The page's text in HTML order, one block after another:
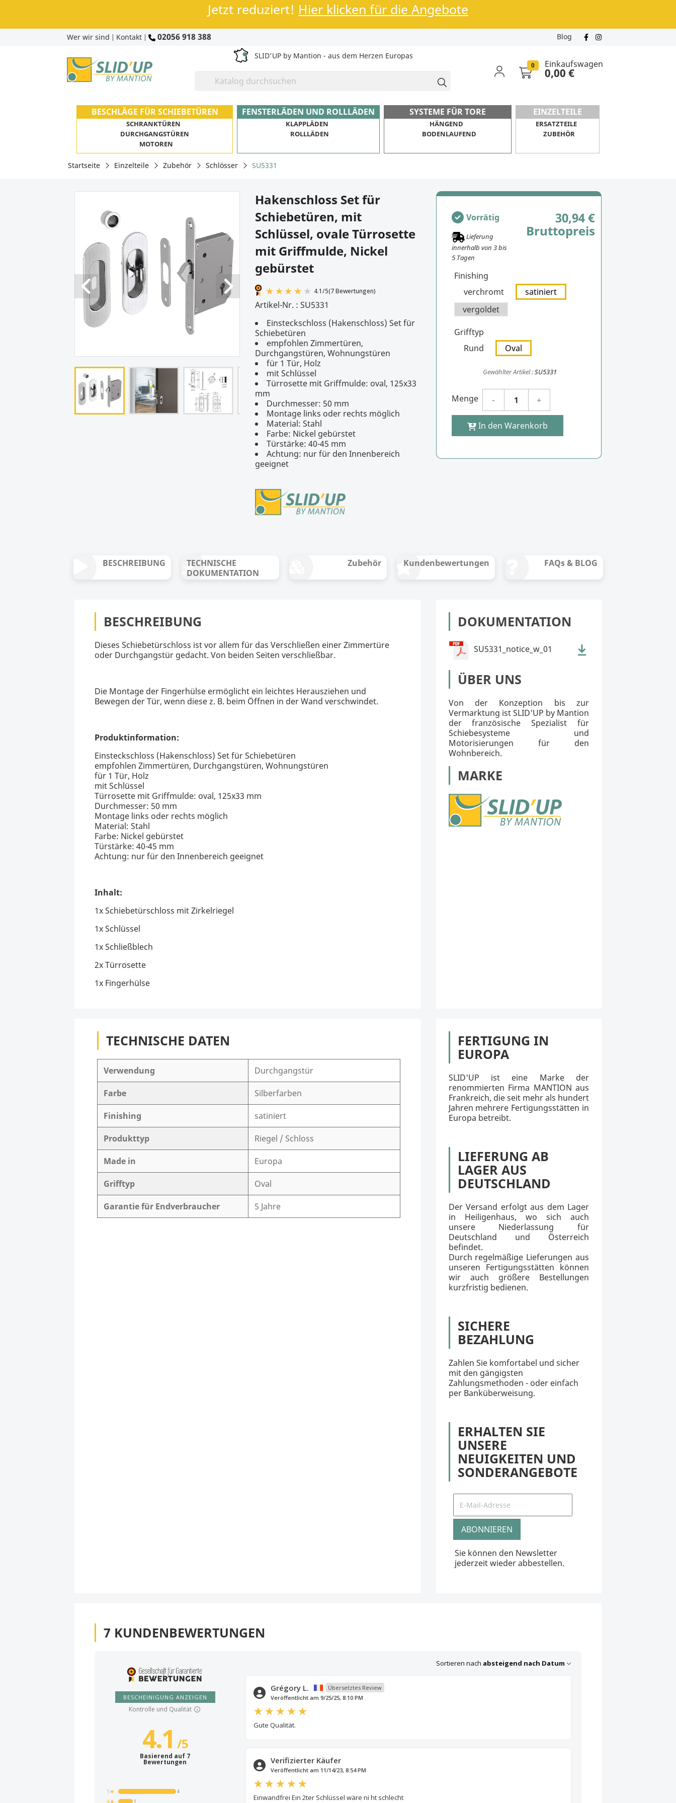
Jetzt reduziert! Hier klicken für die Angebote
Wer wir sind | Kontakt | 02056 918 388
Blog
SLID'UP by Mantion - aus dem Herzen Europas
0 Einkaufswagen
0,00 €
BESCHLÄGE FÜR SCHIEBETÜREN
SCHRANKTÜREN
DURCHGANGSTÜREN
MOTOREN
FENSTERLÄDEN UND ROLLLÄDEN
KLAPPLÄDEN
ROLLLÄDEN
SYSTEME FÜR TORE
HÄNGEND
BODENLAUFEND
EINZELTEILE
ERSATZTEILE
ZUBEHÖR
Startseite Einzelteile Zubehör Schlösser SU5331
Hakenschloss Set für
Schiebetüren, mit
Schlüssel, ovale Türrosette
mit Griffmulde, Nickel
gebürstet
Artikel-Nr. :SU5331
Einsteckschloss (Hakenschloss) Set für
Schiebetüren
empfohlen Zimmertüren,
Durchgangstüren, Wohnungstüren
für 1 Tür, Holz
mit Schlüssel
Türrosette mit Griffmulde: oval, 125x33
mm
Durchmesser: 50 mm
Montage links oder rechts möglich
Material: Stahl
Farbe: Nickel gebürstet
Türstärke: 40-45 mm
Achtung: nur für den Innenbereich
geeignet
Vorrätig
Lieferung
innerhalb von 3bis
5Tagen
30,94 €
Bruttopreis
Finishing
verchromt
satiniert
vergoldet
Grifftyp
Rund
Oval
Gewählter Artikel :SU5331
Menge
In den Warenkorb
BESCHREIBUNG
TECHNISCHE
DOKUMENTATION
Zubehör Kundenbewertungen FAQs & BLOG
BESCHREIBUNG
Dieses Schiebetürschloss ist vor allem für das Verschließen einer Zimmertüre
oder Durchgangstür gedacht. Von beiden Seiten verschließbar.
Die Montage der Fingerhülse ermöglicht ein leichtes Herausziehen und
Bewegen der Tür, wenn diese z. B. beim Öffnen in der Wand verschwindet.
Produktinformation:
Einsteckschloss (Hakenschloss) Set für Schiebetüren
empfohlen Zimmertüren, Durchgangstüren, Wohnungstüren
für 1 Tür, Holz
mit Schlüssel
Türrosette mit Griffmulde: oval, 125x33 mm
Durchmesser: 50 mm
Montage links oder rechts möglich
Material: Stahl
Farbe: Nickel gebürstet
Türstärke: 40-45 mm
Achtung: nur für den Innenbereich geeignet
Inhalt:
1x Schiebetürschloss mit Zirkelriegel
1x Schlüssel
1x Schließblech
2x Türrosette
1x Fingerhülse
DOKUMENTATION
SU5331_notice_w_01
ÜBER UNS
Von der Konzeption bis zur
Vermarktung ist SLID'UP by Mantion
der französische Spezialist für
Schiebesysteme und
Motorisierungen für den
Wohnbereich.
MARKE
TECHNISCHE DATEN
Verwendung Durchgangstür
Farbe Silberfarben
Finishing satiniert
Produkttyp Riegel / Schloss
Made in Europa
Grifftyp Oval
Garantie für Endverbraucher 5 Jahre
FERTIGUNG IN
EUROPA
SLID'UP ist eine Marke der
renommierten Firma MANTION aus
Frankreich, die seit mehr als hundert
Jahren mehrere Fertigungsstätten in
Europa betreibt.
LIEFERUNG AB
LAGER AUS
DEUTSCHLAND
Der Versand erfolgt aus dem Lager
in Heiligenhaus, wo sich auch
unsere Niederlassung für
Deutschland und Österreich
befindet.
Durch regelmäßige Lieferungen aus
unseren Fertigungsstätten können
wir auch größere Bestellungen
kurzfristig bedienen.
SICHERE
BEZAHLUNG
Zahlen Sie komfortabel und sicher
mit den gängigsten
Zahlungsmethoden - oder einfach
per Banküberweisung.
ERHALTEN SIE
UNSERE
NEUIGKEITEN UND
SONDERANGEBOTE
Sie können den Newsletter
jederzeit wieder abbestellen.
7 KUNDENBEWERTUNGEN
BESCHEINIGUNG ANZEIGEN
Kontrolle und Qualität
1
4★
4
5★
4.1 /5
Basierend auf 7
Bewertungen
Sortieren nach absteigend nach Datum
Grégory L.
Übersetztes Review
Veröffentlicht am 9/25/25, 8:10 PM
Gute Qualität.
Verifizierter Käufer
Veröffentlicht am 11/14/23, 8:54 PM
Einwandfrei Ein 2ter Schlüssel wäre ni ht schlecht